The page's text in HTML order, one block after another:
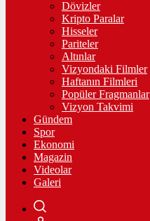
Dövizler
Kripto Paralar
Hisseler
Pariteler
Altınlar
Vizyondaki Filmler
Haftanın Filmleri
Popüler Fragmanlar
Vizyon Takvimi
Gündem
Spor
Ekonomi
Magazin
Videolar
Galeri